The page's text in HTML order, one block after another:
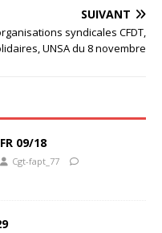
SUIVANT
syndicales CFDT,
UNSA du 8 novembre
09/18
Cgt-fapt_77